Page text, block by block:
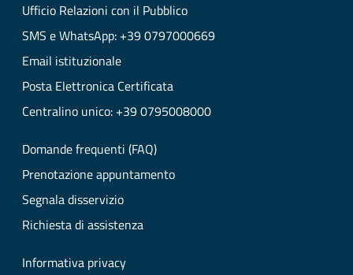
Ufficio Relazioni con il Pubblico
SMS e WhatsApp: +39 0797000669
Email istituzionale
Posta Elettronica Certificata
Centralino unico: +39 0795008000
Domande frequenti (FAQ)
Prenotazione appuntamento
Segnala disservizio
Richiesta di assistenza
Informativa privacy